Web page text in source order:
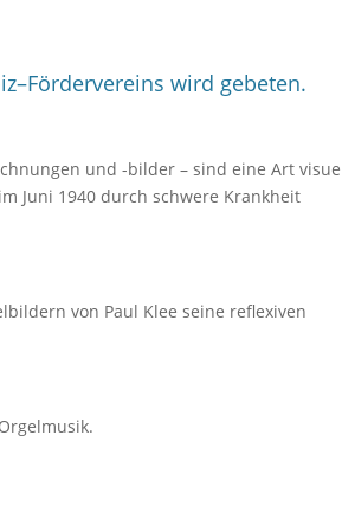
wird gebeten.
und -bilder – sind eine Art
Juni 1940 durch schwere Krankheit
von Paul Klee seine reflexiven